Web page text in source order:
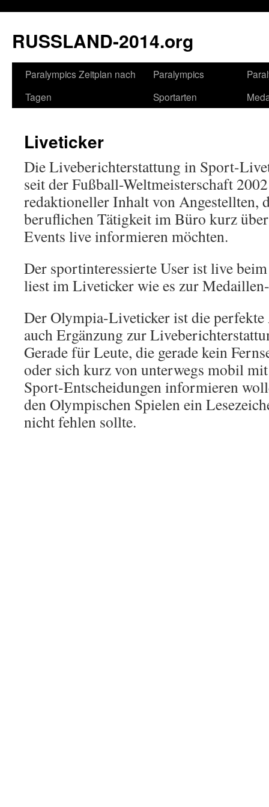
RUSSLAND-2014.org
Paralympics Zeitplan nach
Tagen
Paralympics
Sportarten
Liveticker
Die Liveberichterstattung in Sport-
seit der Fußball-Weltmeisterschaft
redaktioneller Inhalt von Angestellten,
beruflichen Tätigkeit im Büro kurz
Events live informieren möchten.
Der sportinteressierte User ist live
liest im Liveticker wie es zur
Der Olympia-Liveticker ist die
auch Ergänzung zur
Gerade für Leute, die gerade kein
oder sich kurz von unterwegs mobil
Sport-Entscheidungen informieren
den Olympischen Spielen ein
nicht fehlen sollte.